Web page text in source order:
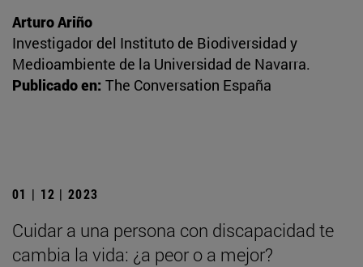
Arturo Ariño
Investigador del Instituto de Biodiversidad y
Medioambiente de la Universidad de Navarra.
Publicado en: The Conversation España
01 | 12 | 2023
Cuidar a una persona con discapacidad te
cambia la vida: ¿a peor o a mejor?